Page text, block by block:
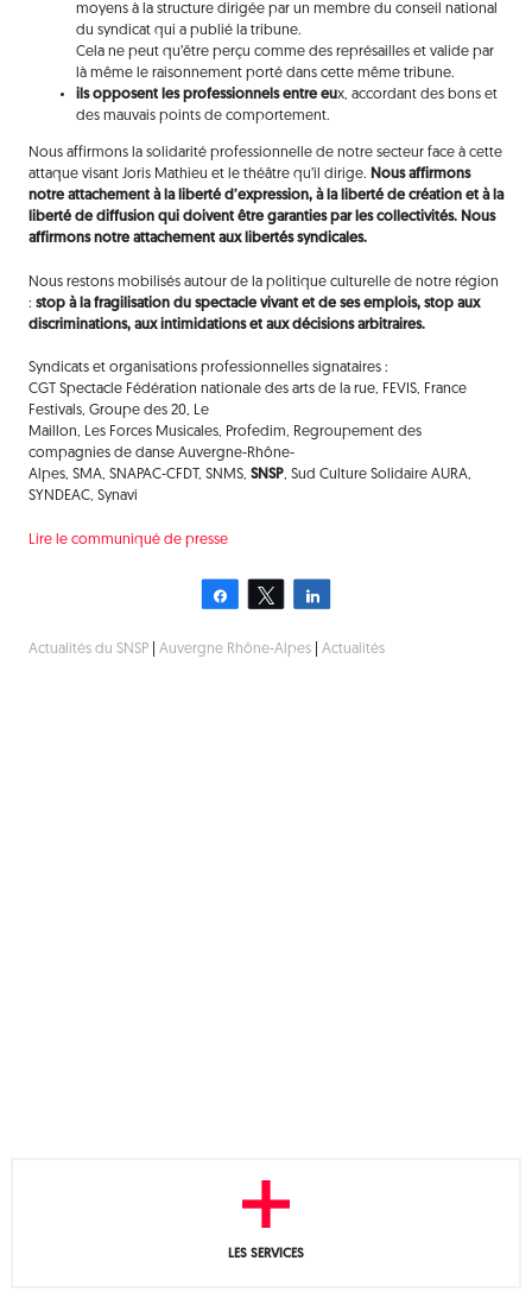
moyens à la structure dirigée par un membre du conseil national
du syndicat qui a publié la tribune.
Cela ne peut qu’être perçu comme des représailles et valide par
là même le raisonnement porté dans cette même tribune.
ils opposent les professionnels entre eux, accordant des bons et
des mauvais points de comportement.
Nous affirmons la solidarité professionnelle de notre secteur face à cette
attaque visant Joris Mathieu et le théâtre qu’il dirige. Nous affirmons
notre attachement à la liberté d’expression, à la liberté de création et à la
liberté de diffusion qui doivent être garanties par les collectivités. Nous
affirmons notre attachement aux libertés syndicales.
Nous restons mobilisés autour de la politique culturelle de notre région
: stop à la fragilisation du spectacle vivant et de ses emplois, stop aux
discriminations, aux intimidations et aux décisions arbitraires.
Syndicats et organisations professionnelles signataires :
CGT Spectacle Fédération nationale des arts de la rue, FEVIS, France
Festivals, Groupe des 20, Le
Maillon, Les Forces Musicales, Profedim, Regroupement des
compagnies de danse Auvergne-Rhône-
Alpes, SMA, SNAPAC-CFDT, SNMS, SNSP, Sud Culture Solidaire AURA,
SYNDEAC, Synavi
Lire le communiqué de presse
Partagez Tweetez
Actualités du SNSP| Auvergne Rhône-Alpes| Actualités
LES SERVICES